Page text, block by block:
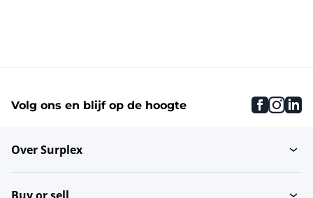
Volg ons en blijf op de hoogte
Over Surplex